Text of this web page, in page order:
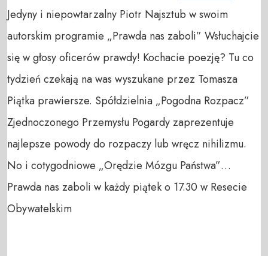
Jedyny i niepowtarzalny Piotr Najsztub w swoim
autorskim programie „Prawda nas zaboli” Wsłuchajcie
się w głosy oficerów prawdy! Kochacie poezję? Tu co
tydzień czekają na was wyszukane przez Tomasza
Piątka prawiersze. Spółdzielnia „Pogodna Rozpacz”
Zjednoczonego Przemysłu Pogardy zaprezentuje
najlepsze powody do rozpaczy lub wręcz nihilizmu.
No i cotygodniowe „Orędzie Mózgu Państwa”…
Prawda nas zaboli w każdy piątek o 17.30 w Resecie
Obywatelskim